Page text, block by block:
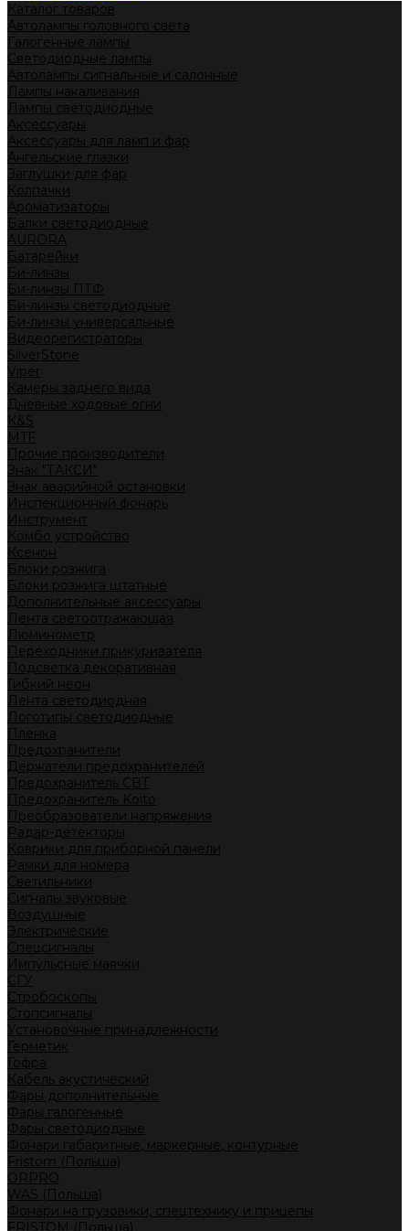
Каталог товаров
Автолампы головного света
Галогенные лампы
Светодиодные лампы
Автолампы сигнальные и салонные
Лампы накаливания
Лампы светодиодные
Аксессуары
Аксессуары для ламп и фар
Ангельские глазки
Заглушки для фар
Колпачки
Ароматизаторы
Балки светодиодные
AURORA
Батарейки
Би-линзы
Би-линзы ПТФ
Би-линзы светодиодные
Би-линзы универсальные
Видеорегистраторы
SilverStone
Viper
Камеры заднего вида
Дневные ходовые огни
K&S
MTF
Прочие производители
Знак "ТАКСИ"
Знак аварийной остановки
Инспекционный фонарь
Инструмент
Комбо устройство
Ксенон
Блоки розжига
Блоки розжига штатные
Дополнительные аксессуары
Лента светоотражающая
Люминометр
Переходники прикуривателя
Подсветка декоративная
Гибкий неон
Лента светодиодная
Логотипы светодиодные
Пленка
Предохранители
Держатели предохранителей
Предохранитель CBT
Предохранитель Koito
Преобразователи напряжения
Радар-детекторы
Коврики для приборной панели
Рамки для номера
Светильники
Сигналы звуковые
Воздушные
Электрические
Спецсигналы
Импульсные маячки
СГУ
Стробоскопы
Стопсигналы
Установочные принадлежности
Герметик
Гофра
Кабель акустический
Фары дополнительные
Фары галогенные
Фары светодиодные
Фонари габаритные, маркерные, контурные
Fristom (Польша)
ORPRO
WAS (Польша)
Фонари на грузовики, спецтехнику и прицепы
FRISTOM (Польша)